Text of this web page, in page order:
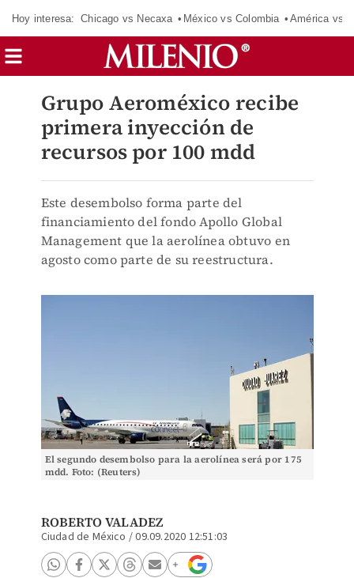
Hoy interesa: Chicago vs Necaxa México vs Colombia América vs
Grupo Aeroméxico recibe
primera inyección de
recursos por 100 mdd
Este desembolso forma parte del
financiamiento del fondo Apollo Global
Management que la aerolínea obtuvo en
agosto como parte de su reestructura.
El segundo desembolso para la aerolínea será por 175
mdd. Foto: (Reuters)
ROBERTO VALADEZ
Ciudad de México /09.09.2020 12:51:03